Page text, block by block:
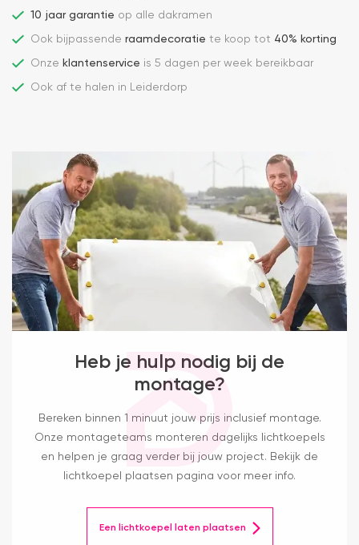
10 jaar garantie op alle dakramen
Ook bijpassende raamdecoratie te koop tot 40% korting
Onze klantenservice is 5 dagen per week bereikbaar
Ook af te halen in Leiderdorp
Heb je hulp nodig bij de
montage?
Bereken binnen 1 minuut jouw prijs inclusief montage.
Onze montageteams monteren dagelijks lichtkoepels
en helpen je graag verder bij jouw project. Bekijk de
lichtkoepel plaatsen pagina voor meer info.
Een lichtkoepel laten plaatsen